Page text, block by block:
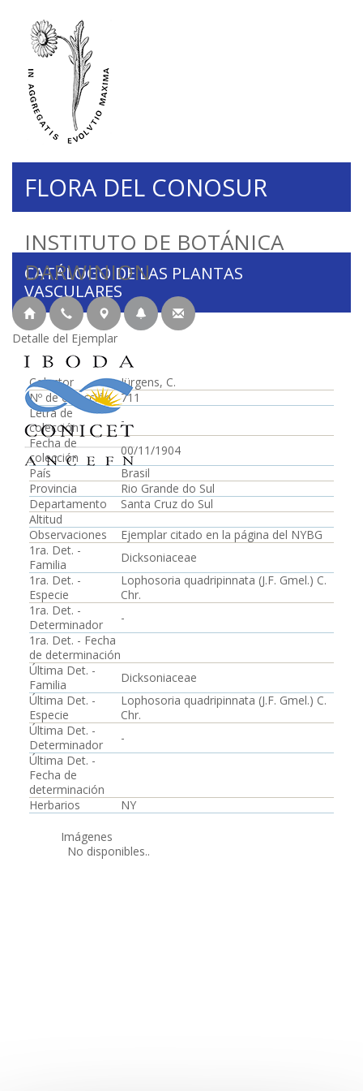
INSTITUTO DE BOTÁNICA
DARWINION
FLORA DEL CONOSUR
CATÁLOGO DE LAS PLANTAS
VASCULARES
Detalle del Ejemplar
Colector
Jürgens, C.
Nº de colección
711
Letra de
colección
-
Fecha de
colección
00/11/1904
País
Brasil
Provincia
Rio Grande do Sul
Departamento
Santa Cruz do Sul
Altitud
Observaciones
Ejemplar citado en la página del NYBG
1ra. Det. -
Familia
Dicksoniaceae
1ra. Det. -
Especie
Lophosoria quadripinnata (J.F. Gmel.) C.
Chr.
1ra. Det. -
Determinador
-
1ra. Det. - Fecha
de determinación
Última Det. -
Familia
Dicksoniaceae
Última Det. -
Especie
Lophosoria quadripinnata (J.F. Gmel.) C.
Chr.
Última Det. -
Determinador
-
Última Det. -
Fecha de
determinación
Herbarios
NY
Imágenes
No disponibles..